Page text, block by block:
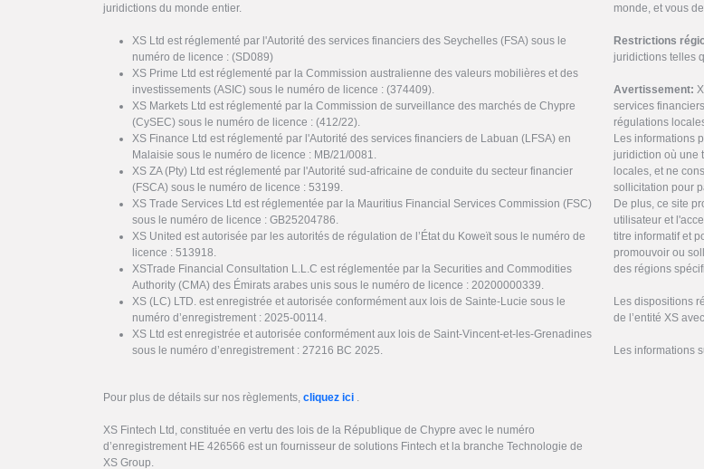
juridictions du monde entier.
XS Ltd est réglementé par l'Autorité des services financiers des Seychelles (FSA) sous le
numéro de licence : (SD089)
XS Prime Ltd est réglementé par la Commission australienne des valeurs mobilières et des
investissements (ASIC) sous le numéro de licence : (374409).
XS Markets Ltd est réglementé par la Commission de surveillance des marchés de Chypre
(CySEC) sous le numéro de licence : (412/22).
XS Finance Ltd est réglementé par l'Autorité des services financiers de Labuan (LFSA) en
Malaisie sous le numéro de licence : MB/21/0081.
XS ZA (Pty) Ltd est réglementé par l'Autorité sud-africaine de conduite du secteur financier
(FSCA) sous le numéro de licence : 53199.
XS Trade Services Ltd est réglementée par la Mauritius Financial Services Commission (FSC)
sous le numéro de licence : GB25204786.
XS United est autorisée par les autorités de régulation de l’État du Koweït sous le numéro de
licence : 513918.
XSTrade Financial Consultation L.L.C est réglementée par la Securities and Commodities
Authority (CMA) des Émirats arabes unis sous le numéro de licence : 20200000339.
XS (LC) LTD. est enregistrée et autorisée conformément aux lois de Sainte-Lucie sous le
numéro d’enregistrement : 2025-00114.
XS Ltd est enregistrée et autorisée conformément aux lois de Saint-Vincent-et-les-Grenadines
sous le numéro d’enregistrement : 27216 BC 2025.
Pour plus de détails sur nos règlements, cliquez ici .
XS Fintech Ltd, constituée en vertu des lois de la République de Chypre avec le numéro
d’enregistrement HE 426566 est un fournisseur de solutions Fintech et la branche Technologie de
XS Group.
monde, et vous
Restrictions
juridictions telles
Avertissement:
services
régulations
Les informations
juridiction où une
locales, et ne
sollicitation pour
De plus, ce site
utilisateur et
titre informatif et
promouvoir ou
des régions
Les dispositions
de l’entité XS
Les informations